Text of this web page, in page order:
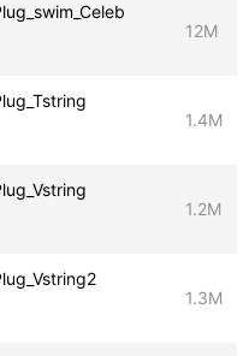
12M
1.4M
1.2M
1.3M